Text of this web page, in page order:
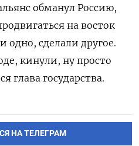
обманул Россию,
на восток
сделали другое.
кинули, ну просто
глава государства.
НА ТЕЛЕГРАМ